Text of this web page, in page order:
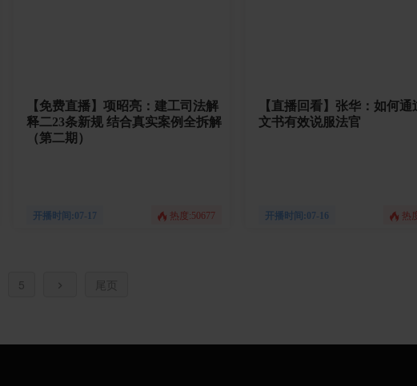
【免费直播】项昭亮：建工司法解
释二23条新规 结合真实案例全拆解
（第二期）
开播时间:07-17 热度:50677
【直播回看】张华：如何通
文书有效说服法官
开播时间:07-16 热
5 尾页